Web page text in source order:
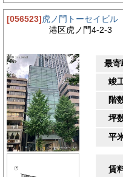
[056523]虎ノ門トーセイビル
港区虎ノ門4-2-3
最寄
竣
階
坪
平
賃